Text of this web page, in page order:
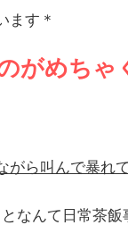
ます＊
がめちゃ
がら叫んで暴れ
なんて日常茶